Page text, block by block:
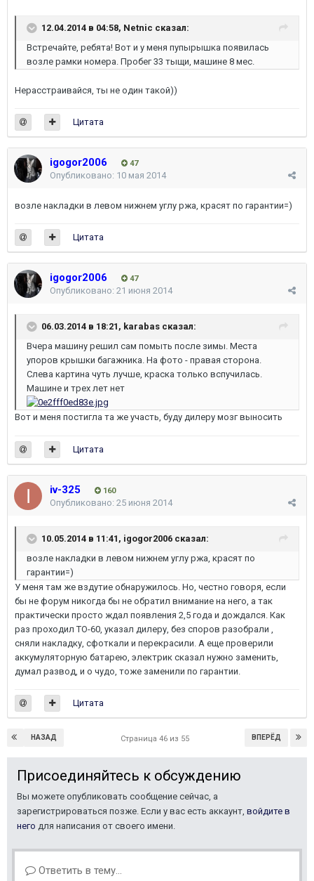
12.04.2014 в 04:58, Netnic сказал:
Встречайте, ребята! Вот и у меня пупырышка появилась
возле рамки номера. Пробег 33 тыщи, машине 8 мес.
Нерасстраивайся, ты не один такой))
Цитата
igogor2006 47
Опубликовано: 10 мая 2014
возле накладки в левом нижнем углу ржа, красят по гарантии=)
Цитата
igogor2006 47
Опубликовано: 21 июня 2014
06.03.2014 в 18:21, karabas сказал:
Вчера машину решил сам помыть после зимы. Места
упоров крышки багажника. На фото - правая сторона.
Слева картина чуть лучше, краска только вспучилась.
Машине и трех лет нет
Вот и меня постигла та же участь, буду дилеру мозг выносить
Цитата
iv-325 160
Опубликовано: 25 июня 2014
10.05.2014 в 11:41, igogor2006 сказал:
возле накладки в левом нижнем углу ржа, красят по
гарантии=)
У меня там же вздутие обнаружилось. Но, честно говоря, если
бы не форум никогда бы не обратил внимание на него, а так
практически просто ждал появления 2,5 года и дождался. Как
раз проходил ТО-60, указал дилеру, без споров разобрали ,
сняли накладку, сфоткали и перекрасили. А еще проверили
аккумуляторную батарею, электрик сказал нужно заменить,
думал развод, и о чудо, тоже заменили по гарантии.
Цитата
НАЗАД ВПЕРЁД
Страница 46 из 55
Присоединяйтесь к обсуждению
Вы можете опубликовать сообщение сейчас, а
зарегистрироваться позже. Если у вас есть аккаунт, войдите в
него для написания от своего имени.
Ответить в тему...